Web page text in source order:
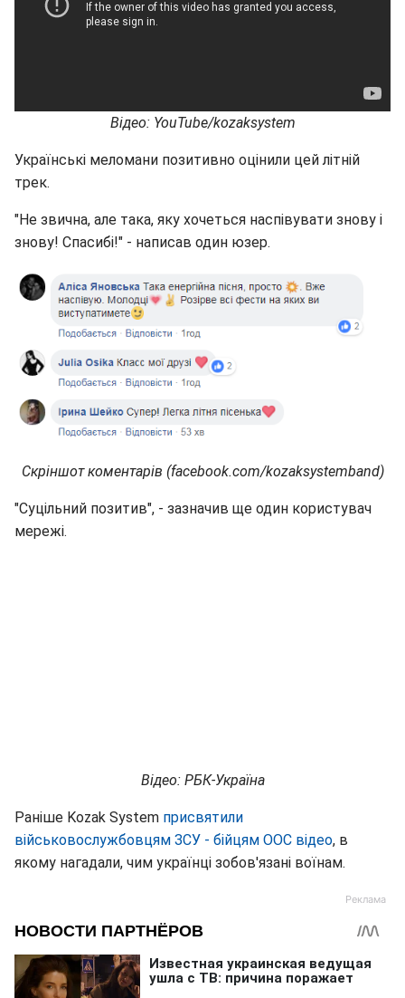
Відео: YouTube/kozaksystem
Українські меломани позитивно оцінили цей літній
трек.
"Не звична, але така, яку хочеться наспівувати знову і
знову! Спасибі!" - написав один юзер.
Скріншот коментарів (facebook.com/kozaksystemband)
"Суцільний позитив", - зазначив ще один користувач
мережі.
Відео: РБК-Україна
Раніше Kozak System присвятили
військовослужбовцям ЗСУ - бійцям ООС відео, в
якому нагадали, чим українці зобов'язані воїнам.